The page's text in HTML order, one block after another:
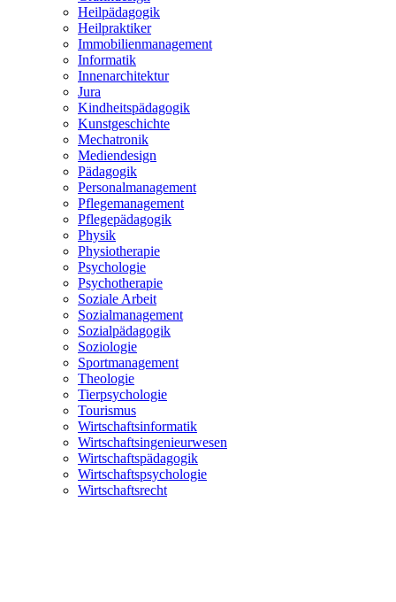
Heilpädagogik
Heilpraktiker
Immobilienmanagement
Informatik
Innenarchitektur
Jura
Kindheitspädagogik
Kunstgeschichte
Mechatronik
Mediendesign
Pädagogik
Personalmanagement
Pflegemanagement
Pflegepädagogik
Physik
Physiotherapie
Psychologie
Psychotherapie
Soziale Arbeit
Sozialmanagement
Sozialpädagogik
Soziologie
Sportmanagement
Theologie
Tierpsychologie
Tourismus
Wirtschaftsinformatik
Wirtschaftsingenieurwesen
Wirtschaftspädagogik
Wirtschaftspsychologie
Wirtschaftsrecht